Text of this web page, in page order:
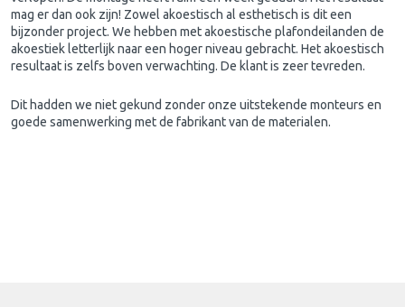
mag er dan ook zijn! Zowel akoestisch al esthetisch is dit een
bijzonder project. We hebben met akoestische plafondeilanden de
akoestiek letterlijk naar een hoger niveau gebracht. Het akoestisch
resultaat is zelfs boven verwachting. De klant is zeer tevreden.
Dit hadden we niet gekund zonder onze uitstekende monteurs en
goede samenwerking met de fabrikant van de materialen.